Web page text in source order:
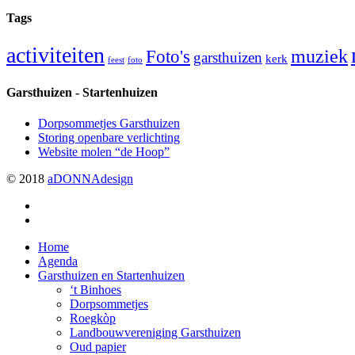
Tags
activiteiten feest foto Foto's garsthuizen kerk muziek
Garsthuizen - Startenhuizen
Dorpsommetjes Garsthuizen
Storing openbare verlichting
Website molen “de Hoop”
© 2018 aDONNAdesign
Close
Menu
Home
Agenda
Garsthuizen en Startenhuizen
‘t Binhoes
Dorpsommetjes
Roegkòp
Landbouwvereniging Garsthuizen
Oud papier